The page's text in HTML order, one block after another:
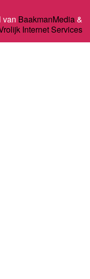
van BaakmanMedia&
Internet Services